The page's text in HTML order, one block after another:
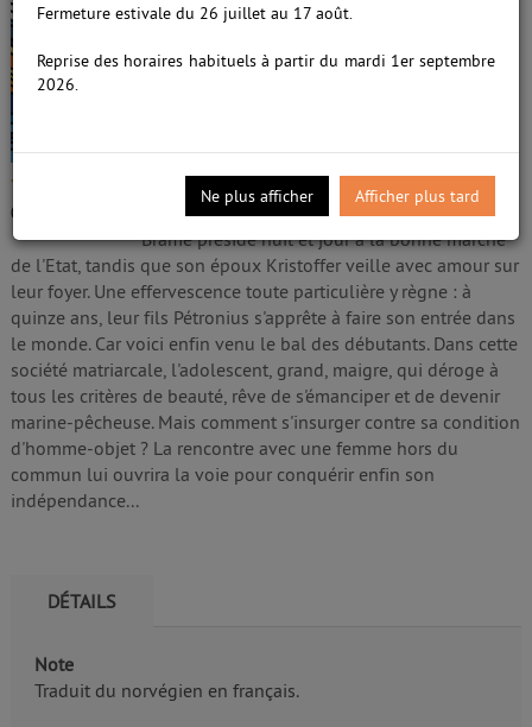
/5
0
Les filles d'Égalie /
Brantenberg, Gerd (1941-....).
Brantenberg, Gerd (1941-....). Auteur
Edité parZulma- 2022
Qu'elle fait bon vivre en Egalie ! La directrice
Brame préside nuit et jour à la bonne marche
de l'Etat, tandis que son époux Kristoffer veille avec amour sur
leur foyer. Une effervescence toute particulière y règne : à
quinze ans, leur fils Pétronius s'apprête à faire son entrée dans
le monde. Car voici enfin venu le bal des débutants. Dans cette
société matriarcale, l'adolescent, grand, maigre, qui déroge à
tous les critères de beauté, rêve de s'émanciper et de devenir
marine-pêcheuse. Mais comment s'insurger contre sa condition
d'homme-objet ? La rencontre avec une femme hors du
commun lui ouvrira la voie pour conquérir enfin son
indépendance...
DÉTAILS
Note
Traduit du norvégien en français.
Fermeture estivale du 26 juillet au 17 août.
Reprise des horaires habituels à partir du mardi 1er septembre
2026.
Ne plus afficher Afficher plus tard